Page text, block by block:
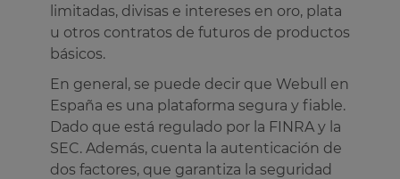
limitadas, divisas e intereses en oro, plata
u otros contratos de futuros de productos
básicos.
En general, se puede decir que Webull en
España es una plataforma segura y fiable.
Dado que está regulado por la FINRA y la
SEC. Además, cuenta la autenticación de
dos factores, que garantiza la seguridad